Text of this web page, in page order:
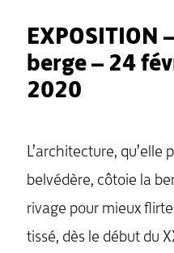
EXPOSITION
berge – 24
2020
L’architecture, qu’elle
belvédère, côtoie la
rivage pour mieux
tissé, dès le début du